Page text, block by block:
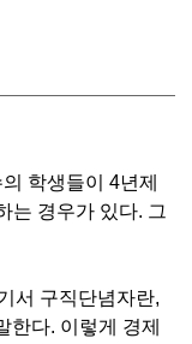
학생들이 4년제
는 경우가 있다. 그
서 구직단념자란,
한다. 이렇게 경제